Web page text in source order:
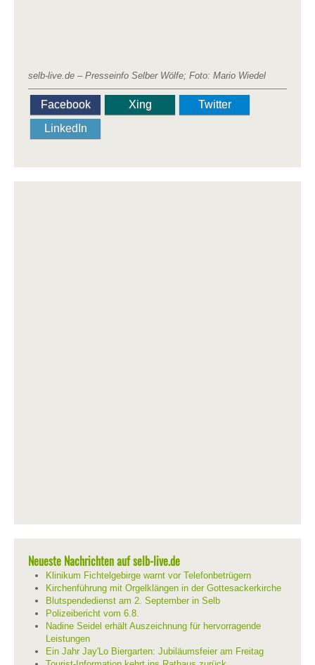
selb-live.de – Presseinfo Selber Wölfe; Foto: Mario Wiedel
Facebook Xing
Twitter
LinkedIn
Neueste Nachrichten auf selb-live.de
Klinikum Fichtelgebirge warnt vor Telefonbetrügern
Kirchenführung mit Orgelklängen in der Gottesackerkirche
Blutspendedienst am 2. September in Selb
Polizeibericht vom 6.8.
Nadine Seidel erhält Auszeichnung für hervorragende
Leistungen
Ein Jahr Jay'Lo Biergarten: Jubiläumsfeier am Freitag